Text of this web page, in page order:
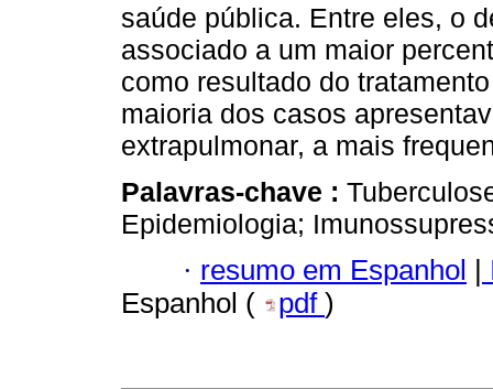
saúde pública. Entre eles, o
associado a um maior
como resultado do
maioria dos casos
extrapulmonar, a mais
Palavras-chave :
Epidemiologia;
· resumo em Espanhol
Espanhol (
pdf )